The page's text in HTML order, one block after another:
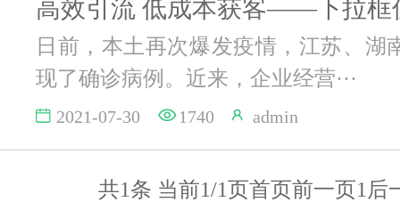
日前，本土再次爆发疫情，江苏、湖
现了确诊病例。近来，企业经营···
2021-07-30 1740 admin
共1条 当前1/1页首页前一页1 后